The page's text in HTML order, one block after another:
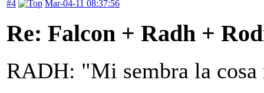
#4 Mar-04-11 08:37:56
Re: Falcon + Radh +
RADH: "Mi sembra la